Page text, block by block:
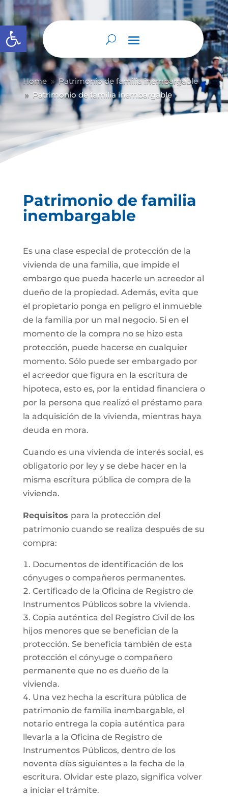
Abrir barra de herramientas
Home 9 Patrimonio de familia inembargable
9 Patrimonio de familia inembargable
Patrimonio de familia
inembargable
Es una clase especial de protección de la
vivienda de una familia, que impide el
embargo que pueda hacerle un acreedor al
dueño de la propiedad. Además, evita que
el propietario ponga en peligro el inmueble
de la familia por un mal negocio. Si en el
momento de la compra no se hizo esta
protección, puede hacerse en cualquier
momento. Sólo puede ser embargado por
el acreedor que figura en la escritura de
hipoteca, esto es, por la entidad financiera o
por la persona que realizó el préstamo para
la adquisición de la vivienda, mientras haya
deuda en mora.
Cuando es una vivienda de interés social, es
obligatorio por ley y se debe hacer en la
misma escritura pública de compra de la
vivienda.
Requisitos para la protección del
patrimonio cuando se realiza después de su
compra:
Documentos de identificación de los
cónyuges o compañeros permanentes.
Certificado de la Oficina de Registro de
Instrumentos Públicos sobre la vivienda.
Copia auténtica del Registro Civil de los
hijos menores que se benefician de la
protección. Se beneficia también de esta
protección el cónyuge o compañero
permanente que no es dueño de la
vivienda.
Una vez hecha la escritura pública de
patrimonio de familia inembargable, el
notario entrega la copia auténtica para
llevarla a la Oficina de Registro de
Instrumentos Públicos, dentro de los
noventa días siguientes a la fecha de la
escritura. Olvidar este plazo, significa volver
a iniciar el trámite.